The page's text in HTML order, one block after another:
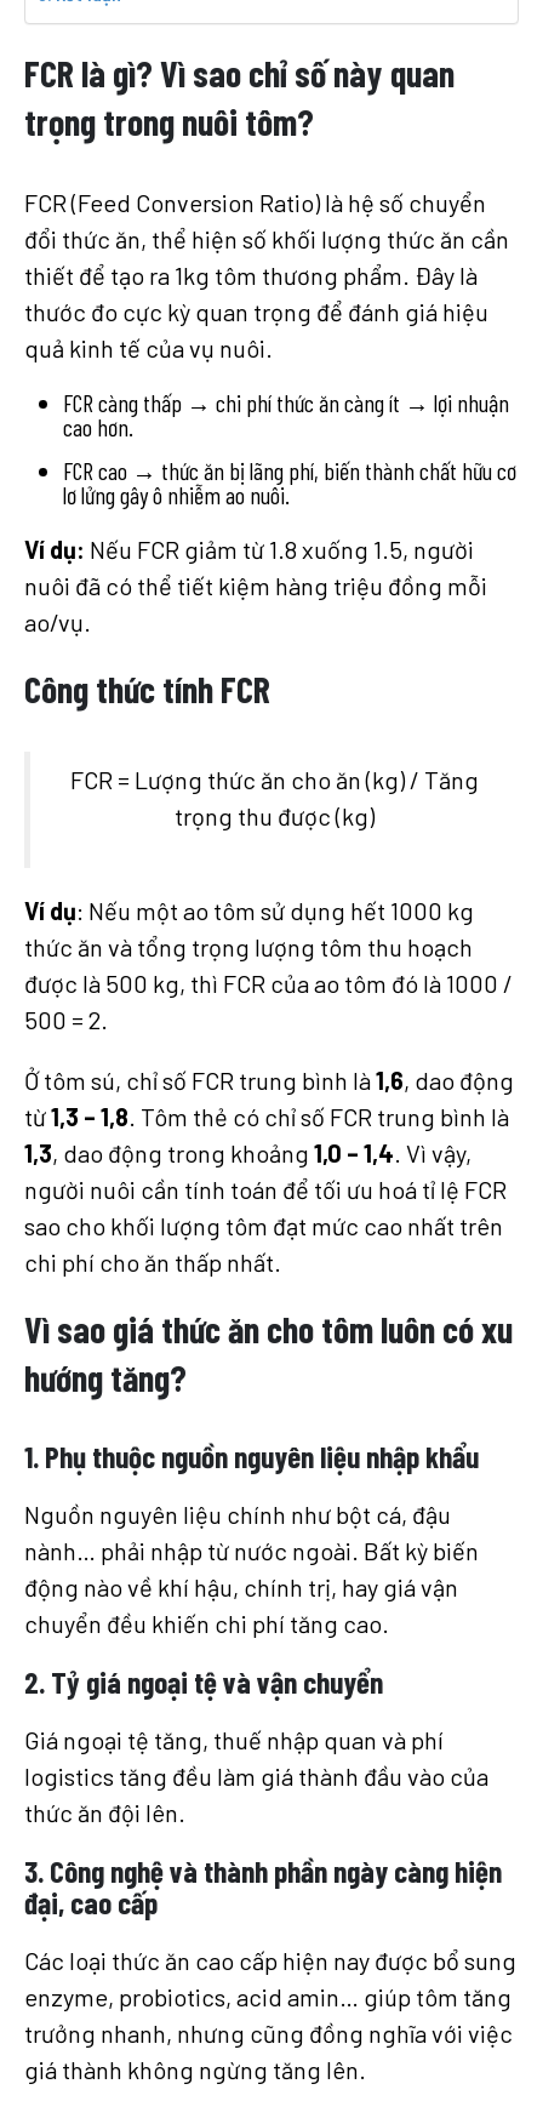
FCR là gì? Vì sao chỉ số này quan
trọng trong nuôi tôm?
FCR (Feed Conversion Ratio) là hệ số chuyển
đổi thức ăn, thể hiện số khối lượng thức ăn cần
thiết để tạo ra 1kg tôm thương phẩm. Đây là
thước đo cực kỳ quan trọng để đánh giá hiệu
quả kinh tế của vụ nuôi.
FCR càng thấp → chi phí thức ăn càng ít → lợi nhuận
cao hơn.
FCR cao → thức ăn bị lãng phí, biến thành chất hữu cơ
lơ lửng gây ô nhiễm ao nuôi.
Ví dụ: Nếu FCR giảm từ 1.8 xuống 1.5, người
nuôi đã có thể tiết kiệm hàng triệu đồng mỗi
ao/vụ.
Công thức tính FCR
FCR = Lượng thức ăn cho ăn (kg) / Tăng
trọng thu được (kg)
Ví dụ: Nếu một ao tôm sử dụng hết 1000 kg
thức ăn và tổng trọng lượng tôm thu hoạch
được là 500 kg, thì FCR của ao tôm đó là 1000 /
500 = 2.
Ở tôm sú, chỉ số FCR trung bình là1,6, dao động
từ1,3 – 1,8. Tôm thẻ có chỉ số FCR trung bình là
1,3, dao động trong khoảng 1,0 – 1,4. Vì vậy,
người nuôi cần tính toán để tối ưu hoá tỉ lệ FCR
sao cho khối lượng tôm đạt mức cao nhất trên
chi phí cho ăn thấp nhất.
Vì sao giá thức ăn cho tôm luôn có xu
hướng tăng?
1. Phụ thuộc nguồn nguyên liệu nhập khẩu
Nguồn nguyên liệu chính như bột cá, đậu
nành… phải nhập từ nước ngoài. Bất kỳ biến
động nào về khí hậu, chính trị, hay giá vận
chuyển đều khiến chi phí tăng cao.
2. Tỷ giá ngoại tệ và vận chuyển
Giá ngoại tệ tăng, thuế nhập quan và phí
logistics tăng đều làm giá thành đầu vào của
thức ăn đội lên.
3. Công nghệ và thành phần ngày càng hiện
đại, cao cấp
Các loại thức ăn cao cấp hiện nay được bổ sung
enzyme, probiotics, acid amin… giúp tôm tăng
trưởng nhanh, nhưng cũng đồng nghĩa với việc
giá thành không ngừng tăng lên.